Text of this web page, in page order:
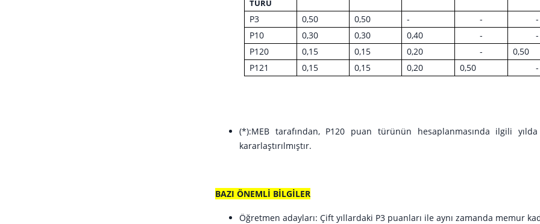
TÜRÜ
P3 0,50 0,50 - - -
P10
0,30 0,30 0,40 - -
P120
0,15 0,15 0,20 - 0,50
P121
0,15 0,15 0,20 0,50 -
(*):MEB tarafından, P120 puan türünün hesaplanmasında ilgili
kararlaştırılmıştır.
BAZI ÖNEMLİ BİLGİLER
Öğretmen adayları: Çift yıllardaki P3 puanları ile aynı zamanda memur